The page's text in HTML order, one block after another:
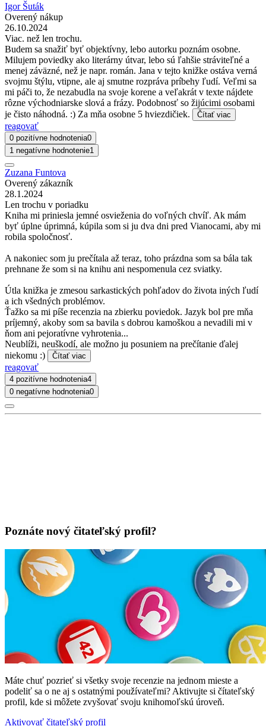
Igor Šuták
Overený nákup
26.10.2024
Viac. než len trochu.
Budem sa snažiť byť objektívny, lebo autorku poznám osobne.
Milujem poviedky ako literárny útvar, lebo sú ľahšie stráviteľné a
menej záväzné, než je napr. román. Jana v tejto knižke ostáva verná
svojmu štýlu, vtipne, ale aj smutne rozpráva príbehy ľudí. Veľmi sa
mi páči to, že nezabudla na svoje korene a veľakrát v texte nájdete
rôzne východniarske slová a frázy. Podobnosť so žijúcimi osobami
je čisto náhodná. :) Za mňa osobne 5 hviezdičiek.
Čítať viac
reagovať
0 pozitívne hodnotenia0
1 negatívne hodnotenie1
Zuzana Funtova
Overený zákazník
28.1.2024
Len trochu v poriadku
Kniha mi priniesla jemné osvieženia do voľných chvíľ. Ak mám
byť úplne úprimná, kúpila som si ju dva dni pred Vianocami, aby mi
robila spoločnosť.
A nakoniec som ju prečítala až teraz, toho prázdna som sa bála tak
prehnane že som si na knihu ani nespomenula cez sviatky.
Útla knižka je zmesou sarkastických pohľadov do života iných ľudí
a ich všedných problémov.
Ťažko sa mi píše recenzia na zbierku poviedok. Jazyk bol pre mňa
príjemný, akoby som sa bavila s dobrou kamoškou a nevadili mi v
ňom ani pejoratívne vyhrotenia...
Neublíži, neuškodí, ale možno ju posuniem na prečítanie ďalej
niekomu :)
Čítať viac
reagovať
4 pozitívne hodnotenia4
0 negatívne hodnotenia0
Poznáte nový čitateľský profil?
Máte chuť pozrieť si všetky svoje recenzie na jednom mieste a
podeliť sa o ne aj s ostatnými používateľmi? Aktivujte si čítateľský
profil, kde si môžete zvyšovať svoju knihomoľskú úroveň.
Aktivovať čitateľský profil